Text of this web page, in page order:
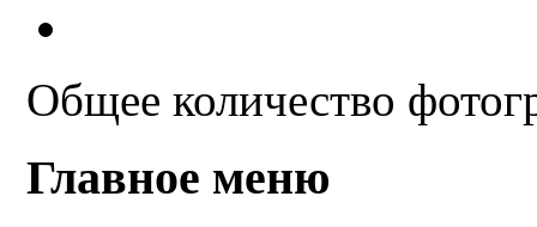
Общее количество
Главное меню